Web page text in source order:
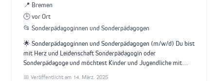
📍 Bremen
🕒 vor Ort
📂 Sonderpädagoginnen und Sonderpädagogen
🌟 Sonderpädagoginnen und Sonderpädagogen (m/w/d) Du bist
mit Herz und Leidenschaft Sonderpädagogin oder
Sonderpädagoge und möchtest Kinder und Jugendliche mit…
📅 Veröffentlicht am 14. März. 2025